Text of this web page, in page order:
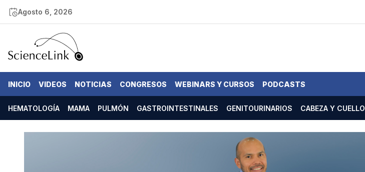
Agosto 6, 2026
INICIO VIDEOS NOTICIAS CONGRESOS WEBINARS Y CURSOS PODCASTS
HEMATOLOGÍA MAMA PULMÓN GASTROINTESTINALES GENITOURINARIOS CABEZA Y CUELLO